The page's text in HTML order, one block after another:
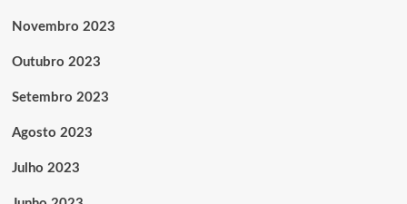
Novembro 2023
Outubro 2023
Setembro 2023
Agosto 2023
Julho 2023